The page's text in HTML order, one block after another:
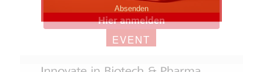
EVENT